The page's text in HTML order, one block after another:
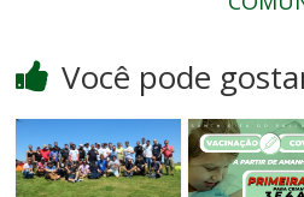
Você pode